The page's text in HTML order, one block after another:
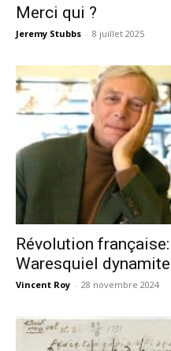
Merci qui ?
Jeremy Stubbs - 8 juillet 2025
Révolution
Waresquiel
Vincent Roy - 28 novembre 2024